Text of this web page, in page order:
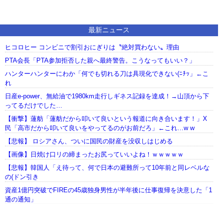
最新ニュース
ヒコロヒー コンビニで割引おにぎりは〝絶対買わない〟理由
PTA会長「PTA参加拒否した親へ最終警告。こうなってもいい？」
ハンターハンターにわか「何でも切れる刀は具現化できない(ﾆﾁｯ」←こ
れ
日産e-power、無給油で1980km走行しギネス記録を達成！→山頂から下
ってるだけでした…
【衝撃】蓮舫「蓮舫だから叩いて良いという報道に向き合います！」X
民「高市だから叩いて良いをやってるのがお前だろ」←これ…w w
【悲報】 ロシアさん、ついに国民の財産を没収しはじめる
【画像】日焼け口リの締まったお尻っていいよね！ｗｗｗｗｗ
【悲報】韓国人「え待って、何で日本の避難所って10年前と同レベルな
の(ドン引き
資産1億円突破でFIREの45歳独身男性が半年後に仕事復帰を決意した「1
通の通知」